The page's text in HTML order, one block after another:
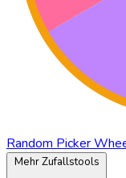
Random Picker